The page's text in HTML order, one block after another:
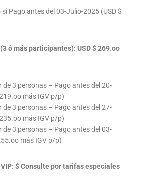
si Pago antes del 03-Julio-2025 (USD $
ó más participantes): USD $ 269.oo
de 3 personas – Pago antes del 20-
más IGV p/p)
de 3 personas – Pago antes del 27-
más IGV p/p)
de 3 personas – Pago antes del 03-
más IGV p/p)
$ Consulte por tarifas especiales